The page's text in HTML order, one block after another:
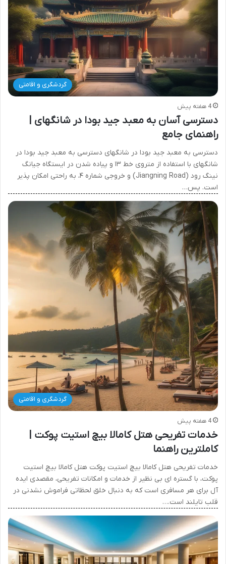
گردشگری و اقامتی
4 هفته پیش
دسترسی آسان به معبد جید بودا در شانگهای |
راهنمای جامع
دسترسی به معبد جید بودا در شانگهای دسترسی به معبد جید بودا در
شانگهای با استفاده از متروی خط ۱۳ و پیاده شدن در ایستگاه جیانگ
نینگ رود (Jiangning Road) و خروجی شماره ۴، به راحتی امکان پذیر
است. پس…
گردشگری و اقامتی
4 هفته پیش
خدمات تفریحی هتل کامالا بیچ استیت پوکت |
کاملترین راهنما
خدمات تفریحی هتل کامالا بیچ استیت پوکت هتل کامالا بیچ استیت
پوکت، با گستره ای بی نظیر از خدمات و امکانات تفریحی، مقصدی ایده
آل برای هر مسافری است که به دنبال خلق لحظاتی فراموش نشدنی در
قلب تایلند است.…